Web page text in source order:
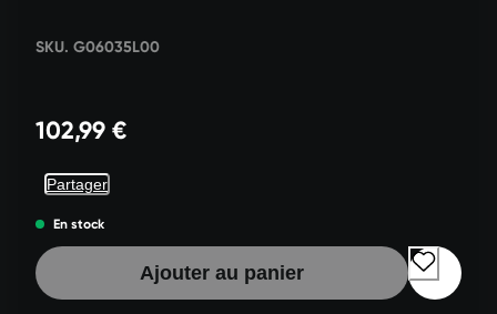
SKU. G06035L00
102,99 €
Partager
En stock
Ajouter au panier